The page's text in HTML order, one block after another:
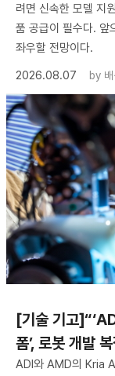
려면 신속한 모델 지
품 공급이 필수다. 앞
좌우할 전망이다.
2026.08.07
by
[기술 기고
폼’, 로봇 개발
ADI와 AMD의 Kria